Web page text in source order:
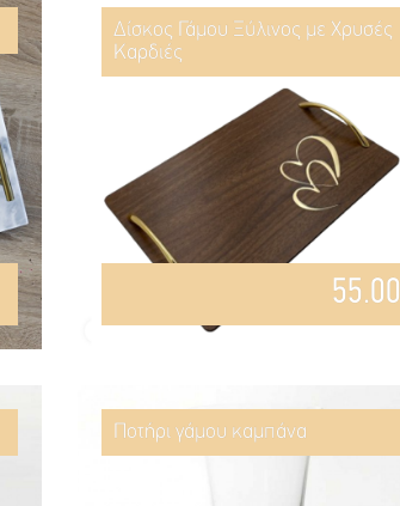
Δίσκος Γάμου Ξύλινος με Χρυσές
Καρδιές
55.00
Ποτήρι γάμου καμπάνα